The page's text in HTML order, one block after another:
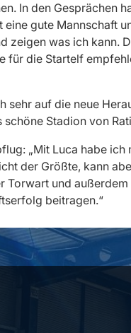
In den Gesprächen
eine gute Mannschaft
zeigen was ich kann.
für die Startelf
sehr auf die neue
schöne Stadion von
„Mit Luca habe
der Größte, kann
Torwart und
beitragen.“